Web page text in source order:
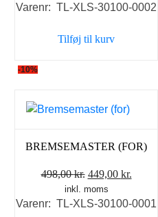
pris
599,00 kr..
pris
Varenr: TL-XLS-30100-0002
Tilføj til kurv
-10%
BREMSEMASTER (FOR)
498,00kr. Den
oprindelige
pris
449,00 kr.
pris
inkl. moms
Varenr: TL-XLS-30100-0001